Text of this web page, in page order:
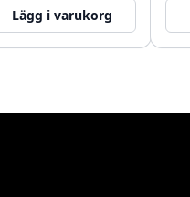
Lägg i varukorg